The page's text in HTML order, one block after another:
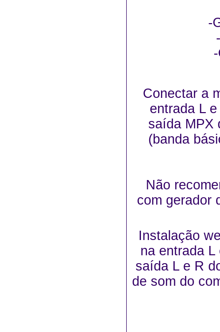
-
Conectar a
entrada L
saída MPX
(banda
Não
com gerador
Instalação
na entrada
saída L e R
de som do